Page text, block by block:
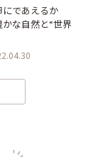
にであえるか
な自然と“世界